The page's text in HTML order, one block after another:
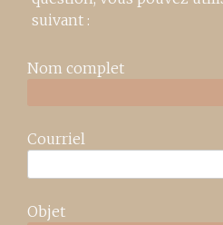
suivant :
Nom complet
Courriel
Objet